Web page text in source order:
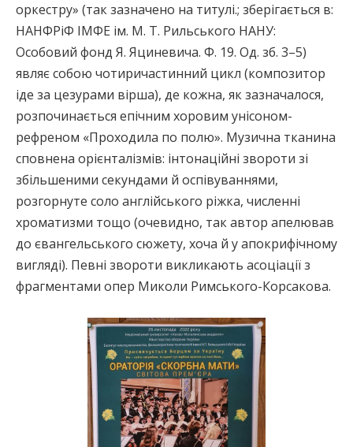
оркестру» (так зазначено на титулі.; зберігається в:
НАНФРіФ ІМФЕ ім. М. Т. Рильського НАНУ:
Особовий фонд Я. Яциневича. Ф. 19. Од. зб. 3–5)
являє собою чотиричастинний цикл (композитор
іде за цезурами вірша), де кожна, як зазначалося,
розпочинається епічним хоровим унісоном-
рефреном «Проходила по полю». Музична тканина
сповнена орієнталізмів: інтонаційні звороти зі
збільшеними секундами й оспівуваннями,
розгорнуте соло англійського ріжка, численні
хроматизми тощо (очевидно, так автор апелював
до євангельського сюжету, хоча й у апокрифічному
вигляді). Певні звороти викликають асоціації з
фрагментами опер Миколи Римського-Корсакова.